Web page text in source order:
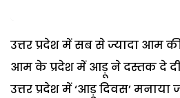
उत्तर प्रदेश में सब से ज्यादा आम
आम के प्रदेश में आड़ू ने दस्तक दे
उत्तर प्रदेश में ‘आड़ू दिवस’